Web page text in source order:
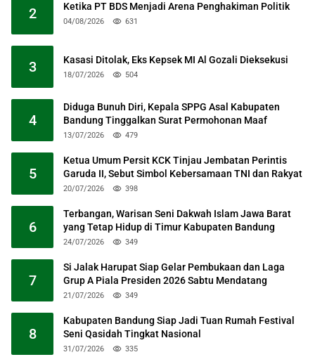
2 Ketika PT BDS Menjadi Arena Penghakiman Politik
04/08/2026 631
3 Kasasi Ditolak, Eks Kepsek MI Al Gozali Dieksekusi
18/07/2026 504
4
Diduga Bunuh Diri, Kepala SPPG Asal Kabupaten
Bandung Tinggalkan Surat Permohonan Maaf
13/07/2026 479
5
Ketua Umum Persit KCK Tinjau Jembatan Perintis
Garuda II, Sebut Simbol Kebersamaan TNI dan Rakyat
20/07/2026 398
6
Terbangan, Warisan Seni Dakwah Islam Jawa Barat
yang Tetap Hidup di Timur Kabupaten Bandung
24/07/2026 349
7
Si Jalak Harupat Siap Gelar Pembukaan dan Laga
Grup A Piala Presiden 2026 Sabtu Mendatang
21/07/2026 349
8
Kabupaten Bandung Siap Jadi Tuan Rumah Festival
Seni Qasidah Tingkat Nasional
31/07/2026 335